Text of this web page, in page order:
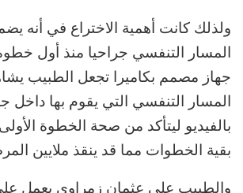
ولذلك كانت أهمية الاختراع في أنه
المسار التنفسي جراحيا منذ أول
جهاز مصمم بكاميرا تجعل الطبيب
المسار التنفسي التي يقوم بها
بالفيديو ليتأكد من صحة الخطوة
بقية الخطوات مما قد ينقذ ملايين
والطبيب علي عثمان زمراوي يعمل